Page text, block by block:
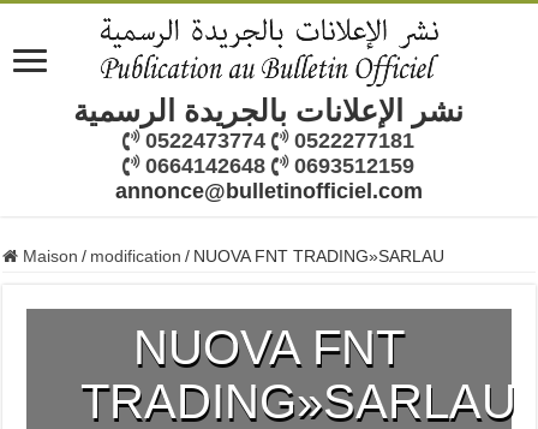
نشر الإعلانات بالجريدة الرسمية
0522473774
0522277181
0664142648
0693512159
annonce@bulletinofficiel.com
Maison / modification / NUOVA FNT TRADING»SARLAU
NUOVA FNT
TRADING»SARLAU